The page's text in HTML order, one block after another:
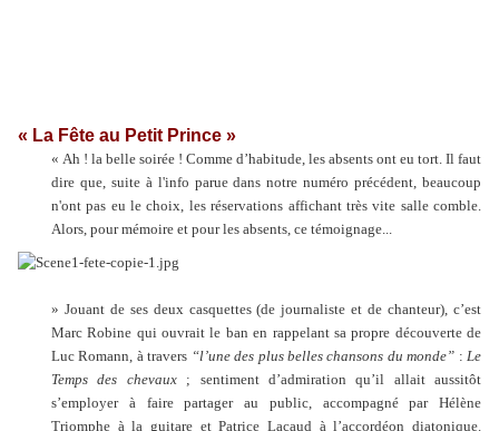
« La Fête au Petit Prince »
« Ah ! la belle soirée ! Comme d’habitude, les absents ont eu tort. Il faut
dire que, suite à l'info parue dans notre numéro précédent, beaucoup
n'ont pas eu le choix, les réservations affichant très vite salle comble.
Alors, pour mémoire et pour les absents, ce témoignage...
» Jouant de ses deux casquettes (de journaliste et de chanteur), c’est
Marc Robine qui ouvrait le ban en rappelant sa propre découverte de
Luc Romann, à travers “l’une des plus belles chansons du monde” :Le
Temps des chevaux; sentiment d’admiration qu’il allait aussitôt
s’employer à faire partager au public, accompagné par Hélène
Triomphe à la guitare et Patrice Lacaud à l’accordéon diatonique.